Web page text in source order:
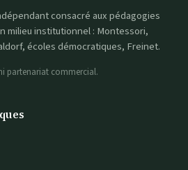
consacré aux pédagogies
milieu institutionnel : Montessori,
écoles démocratiques, Freinet.
partenariat commercial.